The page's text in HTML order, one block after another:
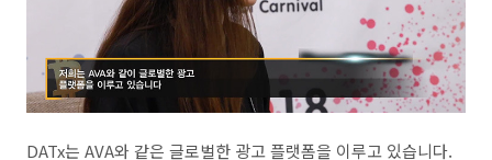
DATx는 AVA와 같은 글로벌한 광고 플랫폼을 이루고 있습니다.